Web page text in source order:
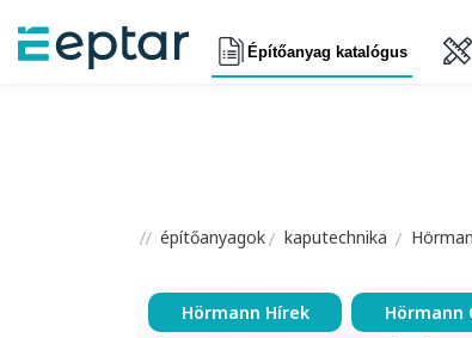
Építőanyag katalógus
építőanyagok kaputechnika
Hörmann Hírek Hörmann